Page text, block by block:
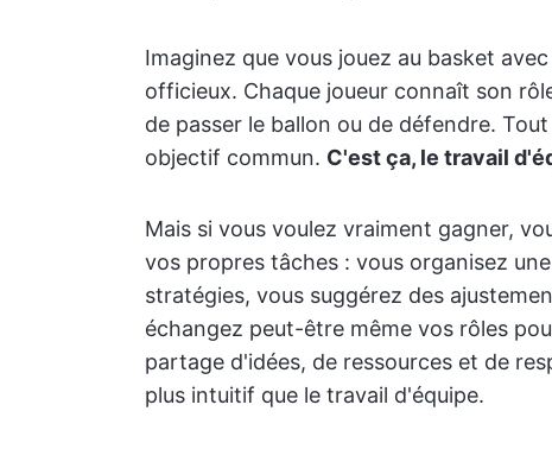
Imaginez que vous jouez au basket
officieux. Chaque joueur connaît son
de passer le ballon ou de défendre.
objectif commun. C'est ça, le travail
Mais si vous voulez vraiment gagner,
vos propres tâches : vous organisez
stratégies, vous suggérez des
échangez peut-être même vos rôles
partage d'idées, de ressources et de
plus intuitif que le travail d'équipe.